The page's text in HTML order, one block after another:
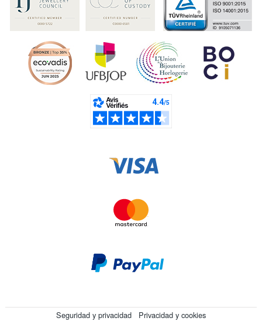
Seguridad y privacidad Privacidad y cookies